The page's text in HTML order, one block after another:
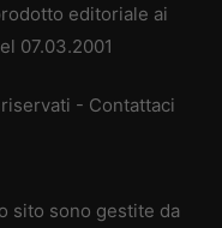
editoriale ai
07.03.2001
- Contattaci
sito sono gestite da